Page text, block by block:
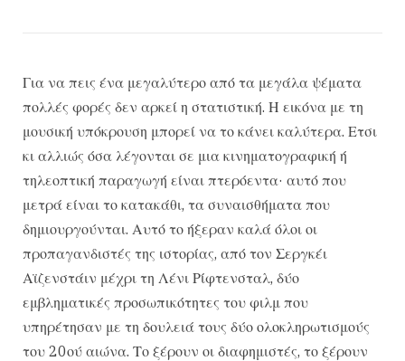
Για να πεις ένα μεγαλύτερο από τα μεγάλα ψέματα
πολλές φορές δεν αρκεί η στατιστική. Η εικόνα με τη
μουσική υπόκρουση μπορεί να το κάνει καλύτερα. Ετσι
κι αλλιώς όσα λέγονται σε μια κινηματογραφική ή
τηλεοπτική παραγωγή είναι πτερόεντα· αυτό που
μετρά είναι το κατακάθι, τα συναισθήματα που
δημιουργούνται. Αυτό το ήξεραν καλά όλοι οι
προπαγανδιστές της ιστορίας, από τον Σεργκέι
Αϊζενστάιν μέχρι τη Λένι Ρίφτενσταλ, δύο
εμβληματικές προσωπικότητες του φιλμ που
υπηρέτησαν με τη δουλειά τους δύο ολοκληρωτισμούς
του 20ού αιώνα. Το ξέρουν οι διαφημιστές, το ξέρουν